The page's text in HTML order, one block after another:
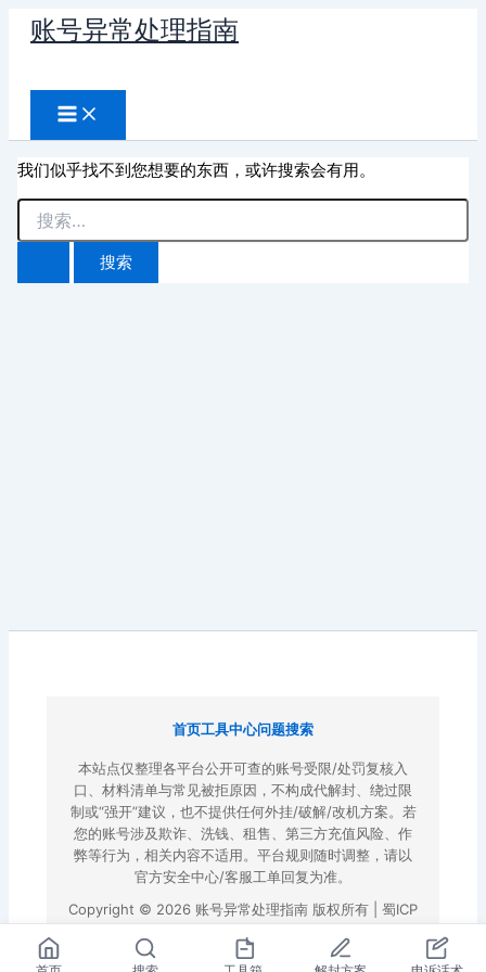
账号异常处理指南
索
我们似乎找不到您想要的东西，或许搜索会有用。
搜
索：
首页工具中心问题搜索
本站点仅整理各平台公开可查的账号受限/处罚复核入
口、材料清单与常见被拒原因，不构成代解封、绕过限
制或“强开”建议，也不提供任何外挂/破解/改机方案。若
您的账号涉及欺诈、洗钱、租售、第三方充值风险、作
弊等行为，相关内容不适用。平台规则随时调整，请以
官方安全中心/客服工单回复为准。
Copyright © 2026 账号异常处理指南 版权所有 | 蜀ICP